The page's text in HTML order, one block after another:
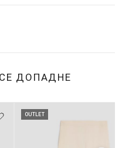
ДОПАДНЕ
OUTLET